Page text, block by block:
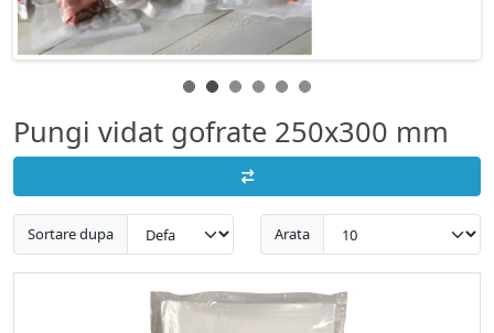
Pungi vidat gofrate 250x300 mm
Sortare dupa Arata